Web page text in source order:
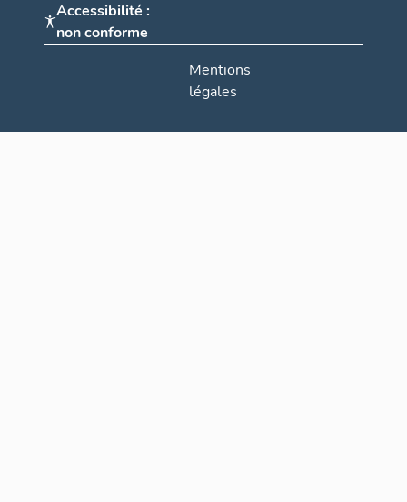
Accessibilité :
non conforme
Mentions
légales